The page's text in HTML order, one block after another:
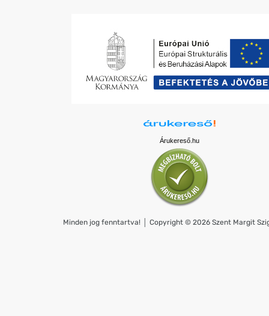
Árukereső.hu
Minden jog fenntartva! │ Copyright © 2026 Szent Margit